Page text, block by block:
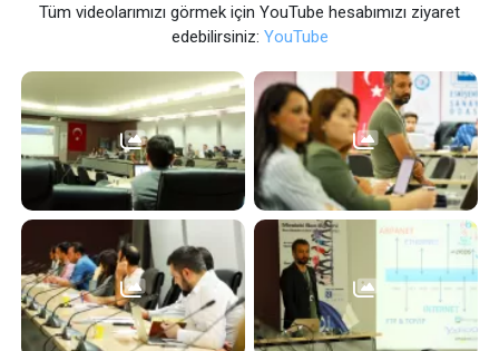
Tüm videolarımızı görmek için YouTube hesabımızı ziyaret
edebilirsiniz: YouTube